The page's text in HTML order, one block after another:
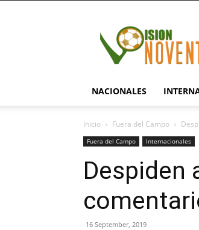
NACIONALES
Inicio Fuera del Campo
Fuera del Campo Internacionales
Despiden
16 September, 2019